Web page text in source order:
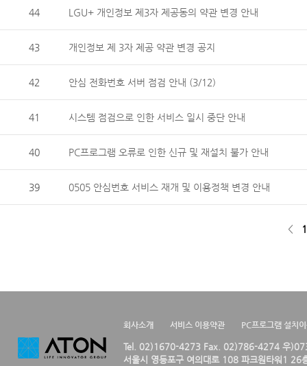
44 LGU+ 개인정보 제3자 제공동의 약관 변경 안내
43 개인정보 제 3자 제공 약관 변경 공지
42 안심 전화번호 서버 점검 안내 (3/12)
41 시스템 점검으로 인한 서비스 일시 중단 안내
40 PC프로그램 오류로 인한 신규 및 재설치 불가 안내
39 0505 안심번호 서비스 재개 및 이용정책 변경 안내
< 1
회사소개 서비스 이용약관 PC프로그램 설치
Tel. 02)1670-4273 Fax. 02)786-4274 우
서울시 영등포구 여의대로 108 파크원타워1 26